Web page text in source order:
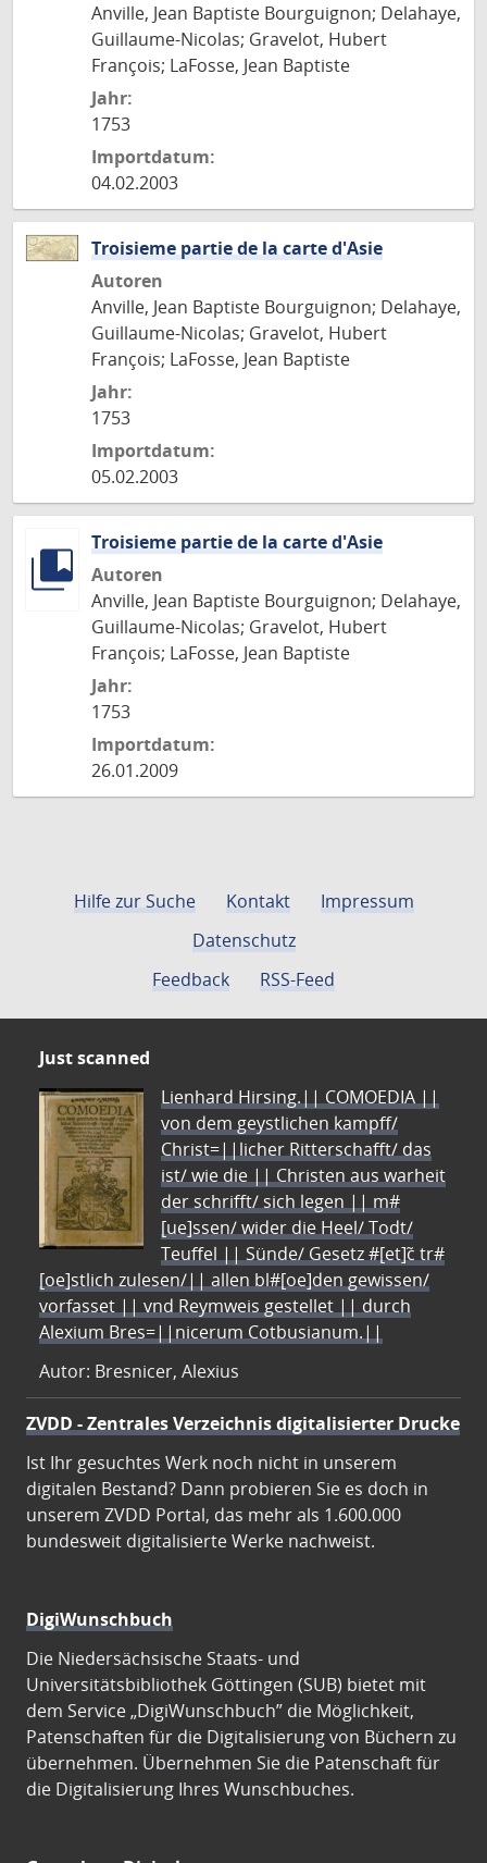
Anville, Jean Baptiste Bourguignon; Delahaye,
Guillaume-Nicolas; Gravelot, Hubert
François; LaFosse, Jean Baptiste
Jahr:
1753
Importdatum:
04.02.2003
Troisieme partie de la carte d'Asie
Autoren
Anville, Jean Baptiste Bourguignon; Delahaye,
Guillaume-Nicolas; Gravelot, Hubert
François; LaFosse, Jean Baptiste
Jahr:
1753
Importdatum:
05.02.2003
Troisieme partie de la carte d'Asie
Autoren
Anville, Jean Baptiste Bourguignon; Delahaye,
Guillaume-Nicolas; Gravelot, Hubert
François; LaFosse, Jean Baptiste
Jahr:
1753
Importdatum:
26.01.2009
Hilfe zur Suche Kontakt
Impressum
Datenschutz
Feedback
RSS-Feed
Just scanned
Lienhard Hirsing.|| COMOEDIA ||
von dem geystlichen kampff/
Christ=||licher Ritterschafft/ das
ist/ wie die || Christen aus warheit
der schrifft/ sich legen || m#
[ue]ssen/ wider die Heel/ Todt/
Teuffel || Sünde/ Gesetz #[et]c̃ tr#
[oe]stlich zulesen/|| allen bl#[oe]den gewissen/
vorfasset || vnd Reymweis gestellet || durch
Alexium Bres=||nicerum Cotbusianum.||
Autor: Bresnicer, Alexius
ZVDD - Zentrales Verzeichnis digitalisierter Drucke
Ist Ihr gesuchtes Werk noch nicht in unserem
digitalen Bestand? Dann probieren Sie es doch in
unserem ZVDD Portal, das mehr als 1.600.000
bundesweit digitalisierte Werke nachweist.
DigiWunschbuch
Die Niedersächsische Staats- und
Universitätsbibliothek Göttingen (SUB) bietet mit
dem Service „DigiWunschbuch” die Möglichkeit,
Patenschaften für die Digitalisierung von Büchern zu
übernehmen. Übernehmen Sie die Patenschaft für
die Digitalisierung Ihres Wunschbuches.